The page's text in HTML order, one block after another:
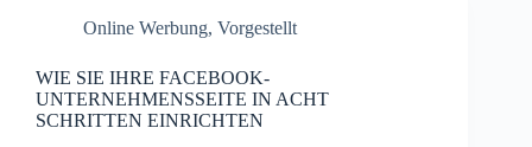
Online Werbung, Vorgestellt
WIE SIE IHRE FACEBOOK-
UNTERNEHMENSSEITE IN ACHT
SCHRITTEN EINRICHTEN